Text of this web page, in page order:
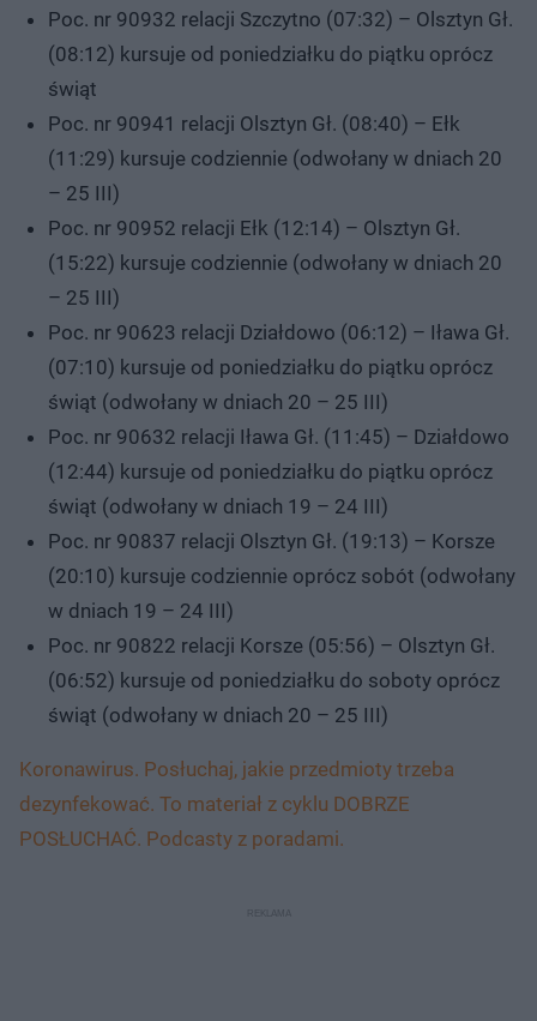
Poc. nr 90932 relacji Szczytno (07:32) – Olsztyn Gł.
(08:12) kursuje od poniedziałku do piątku oprócz
świąt
Poc. nr 90941 relacji Olsztyn Gł. (08:40) – Ełk
(11:29) kursuje codziennie (odwołany w dniach 20
– 25 III)
Poc. nr 90952 relacji Ełk (12:14) – Olsztyn Gł.
(15:22) kursuje codziennie (odwołany w dniach 20
– 25 III)
Poc. nr 90623 relacji Działdowo (06:12) – Iława Gł.
(07:10) kursuje od poniedziałku do piątku oprócz
świąt (odwołany w dniach 20 – 25 III)
Poc. nr 90632 relacji Iława Gł. (11:45) – Działdowo
(12:44) kursuje od poniedziałku do piątku oprócz
świąt (odwołany w dniach 19 – 24 III)
Poc. nr 90837 relacji Olsztyn Gł. (19:13) – Korsze
(20:10) kursuje codziennie oprócz sobót (odwołany
w dniach 19 – 24 III)
Poc. nr 90822 relacji Korsze (05:56) – Olsztyn Gł.
(06:52) kursuje od poniedziałku do soboty oprócz
świąt (odwołany w dniach 20 – 25 III)
Koronawirus. Posłuchaj, jakie przedmioty trzeba
dezynfekować. To materiał z cyklu DOBRZE
POSŁUCHAĆ. Podcasty z poradami.